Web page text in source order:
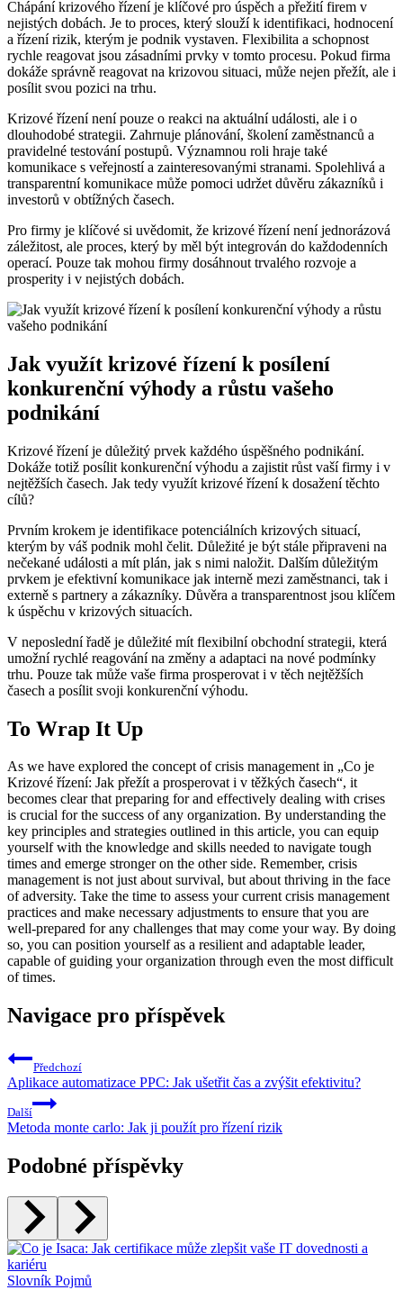
Chápání krizového řízení je klíčové pro úspěch a přežití firem v
nejistých dobách. Je to proces, který slouží k identifikaci, hodnocení
a řízení rizik, kterým je podnik vystaven. Flexibilita a schopnost
rychle reagovat jsou zásadními prvky v tomto procesu. Pokud firma
dokáže správně reagovat na krizovou situaci, může nejen přežít, ale i
posílit svou pozici na trhu.
Krizové řízení není pouze o reakci na aktuální události, ale i o
dlouhodobé strategii. Zahrnuje plánování, školení zaměstnanců a
pravidelné testování postupů. Významnou roli hraje také
komunikace s veřejností a zainteresovanými stranami. Spolehlivá a
transparentní komunikace může pomoci udržet důvěru zákazníků i
investorů v obtížných časech.
Pro firmy je klíčové si uvědomit, že krizové řízení není jednorázová
záležitost, ale proces, který by měl být integrován do každodenních
operací. Pouze tak mohou firmy dosáhnout trvalého rozvoje a
prosperity i v nejistých dobách.
Jak využít krizové řízení k posílení
konkurenční výhody a růstu vašeho
podnikání
Krizové řízení je důležitý prvek každého úspěšného podnikání.
Dokáže totiž posílit konkurenční výhodu a zajistit růst vaší firmy i v
nejtěžších časech. Jak tedy využít krizové řízení k dosažení těchto
cílů?
Prvním krokem je identifikace potenciálních krizových situací,
kterým by váš podnik mohl čelit. Důležité je být stále připraveni na
nečekané události a mít plán, jak s nimi naložit. Dalším důležitým
prvkem je efektivní komunikace jak interně mezi zaměstnanci, tak i
externě s partnery a zákazníky. Důvěra a transparentnost jsou klíčem
k úspěchu v krizových situacích.
V neposlední řadě je důležité mít flexibilní obchodní strategii, která
umožní rychlé reagování na změny a adaptaci na nové podmínky
trhu. Pouze tak může vaše firma prosperovat i v těch nejtěžších
časech a posílit svoji konkurenční výhodu.
To Wrap It Up
As we have explored the concept of crisis management in „Co je
Krizové řízení: Jak přežít a prosperovat i v těžkých časech“, it
becomes clear that preparing for and effectively dealing with crises
is crucial for the success of any organization. By understanding the
key principles and strategies outlined in this article, you can equip
yourself with the knowledge and skills needed to navigate tough
times and emerge stronger on the other side. Remember, crisis
management is not just about survival, but about thriving in the face
of adversity. Take the time to assess your current crisis management
practices and make necessary adjustments to ensure that you are
well-prepared for any challenges that may come your way. By doing
so, you can position yourself as a resilient and adaptable leader,
capable of guiding your organization through even the most difficult
of times.
Navigace pro příspěvek
Předchozí
Aplikace automatizace PPC: Jak ušetřit čas a zvýšit efektivitu?
Další
Metoda monte carlo: Jak ji použít pro řízení rizik
Podobné příspěvky
Slovník Pojmů